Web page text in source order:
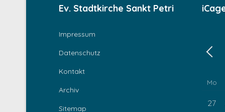
Ev. Stadtkirche Sankt Petri
Impressum
Datenschutz
Kontakt
Archiv
Sitemap
Mo
27